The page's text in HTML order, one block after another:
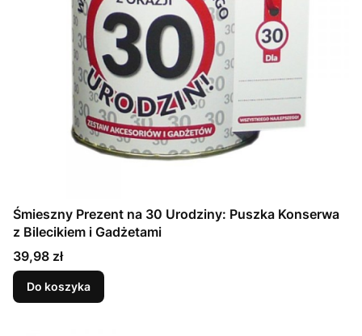
Śmieszny Prezent na 30 Urodziny: Puszka Konserwa
z Bilecikiem i Gadżetami
Cena
39,98 zł
Do koszyka